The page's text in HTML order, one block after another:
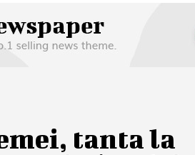
tanta la